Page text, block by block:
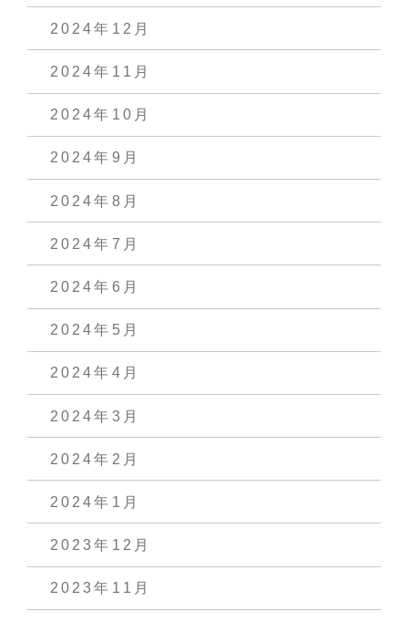
2024年12月
2024年11月
2024年10月
2024年9月
2024年8月
2024年7月
2024年6月
2024年5月
2024年4月
2024年3月
2024年2月
2024年1月
2023年12月
2023年11月